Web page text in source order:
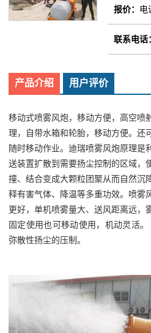
报价： 电
联系电话
产品介绍 用户评价
移动式喷雾风炮，移动方便，高空喷
理，自带水箱和轮胎，移动方便。还
随时移动作业。迪瑞喷雾风炮原理是
送装置扩散到需要扬尘控制的区域，
撞、结合变成大颗粒团聚从而自然沉
释有害气体、降温等多重功效。喷雾
更好，单机喷雾量大、送风距离远，
固定使用也可移动使用，机动灵活。
弥散性扬尘的压制。